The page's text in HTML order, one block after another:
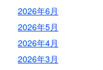
2026年6月
2026年5月
2026年4月
2026年3月